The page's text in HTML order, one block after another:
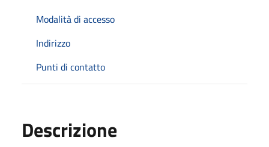
Modalità di accesso
Indirizzo
Punti di contatto
Descrizione